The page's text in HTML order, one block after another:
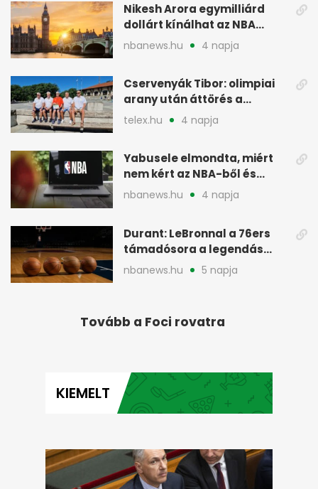
Nikesh Arora egymilliárd
dollárt kínálhat az NBA
Europe londoni csapatáért
nbanews.hu 4 napja
Cservenyák Tibor: olimpiai
arany után áttörés a
rákkutatásban
telex.hu 4 napja
Yabusele elmondta, miért
nem kért az NBA-ből és
miért jött Európába
nbanews.hu 4 napja
Durant: LeBronnal a 76ers
támadósora a legendás
Warriorsra emlékeztet
nbanews.hu 5 napja
Tovább a Foci rovatra
KIEMELT